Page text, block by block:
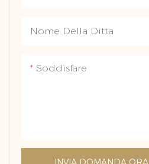
Nome Della Ditta
Soddisfare